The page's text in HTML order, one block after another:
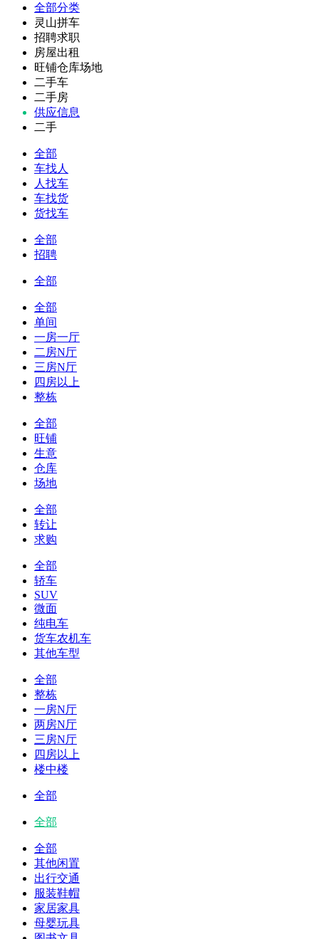
全部分类
灵山拼车
招聘求职
房屋出租
旺铺仓库场地
二手车
二手房
供应信息
二手
全部
车找人
人找车
车找货
货找车
全部
招聘
全部
全部
单间
一房一厅
二房N厅
三房N厅
四房以上
整栋
全部
旺铺
生意
仓库
场地
全部
转让
求购
全部
轿车
SUV
微面
纯电车
货车农机车
其他车型
全部
整栋
一房N厅
两房N厅
三房N厅
四房以上
楼中楼
全部
全部
全部
其他闲置
出行交通
服装鞋帽
家居家具
母婴玩具